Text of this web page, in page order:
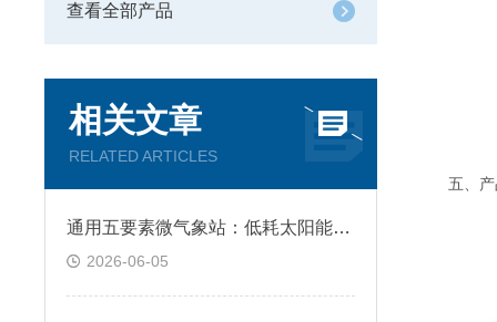
查看全部产品
相关文章
RELATED ARTICLES
通用五要素微气象站：低耗太阳能供电，4G 无线远程自动上传数据
2026-06-05
五、产